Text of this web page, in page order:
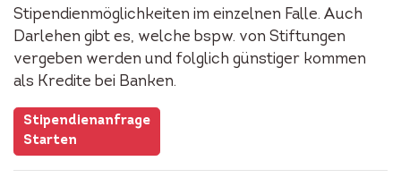
Stipendienmöglichkeiten im einzelnen Falle. Auch
Darlehen gibt es, welche bspw. von Stiftungen
vergeben werden und folglich günstiger kommen
als Kredite bei Banken.
Stipendienanfrage
Starten